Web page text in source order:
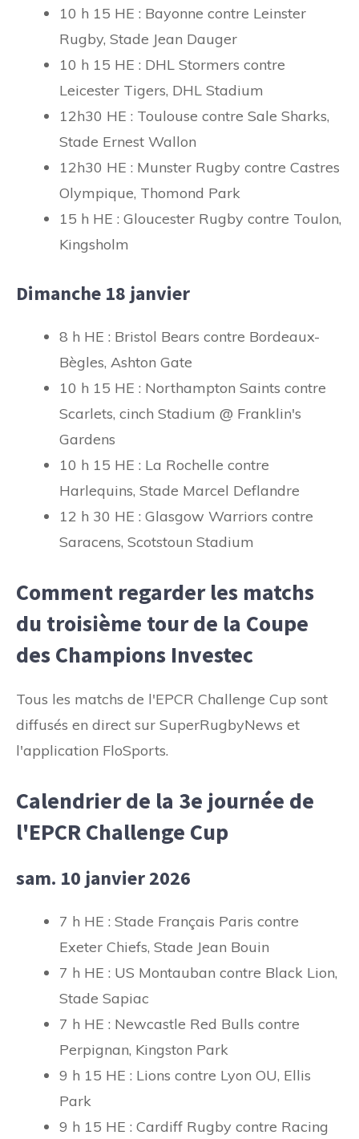
10 h 15 HE : Bayonne contre Leinster
Rugby, Stade Jean Dauger
10 h 15 HE : DHL Stormers contre
Leicester Tigers, DHL Stadium
12h30 HE : Toulouse contre Sale Sharks,
Stade Ernest Wallon
12h30 HE : Munster Rugby contre Castres
Olympique, Thomond Park
15 h HE : Gloucester Rugby contre Toulon,
Kingsholm
Dimanche 18 janvier
8 h HE : Bristol Bears contre Bordeaux-
Bègles, Ashton Gate
10 h 15 HE : Northampton Saints contre
Scarlets, cinch Stadium @ Franklin's
Gardens
10 h 15 HE : La Rochelle contre
Harlequins, Stade Marcel Deflandre
12 h 30 HE : Glasgow Warriors contre
Saracens, Scotstoun Stadium
Comment regarder les matchs
du troisième tour de la Coupe
des Champions Investec
Tous les matchs de l'EPCR Challenge Cup sont
diffusés en direct sur SuperRugbyNews et
l'application FloSports.
Calendrier de la 3e journée de
l'EPCR Challenge Cup
sam. 10 janvier 2026
7 h HE : Stade Français Paris contre
Exeter Chiefs, Stade Jean Bouin
7 h HE : US Montauban contre Black Lion,
Stade Sapiac
7 h HE : Newcastle Red Bulls contre
Perpignan, Kingston Park
9 h 15 HE : Lions contre Lyon OU, Ellis
Park
9 h 15 HE : Cardiff Rugby contre Racing